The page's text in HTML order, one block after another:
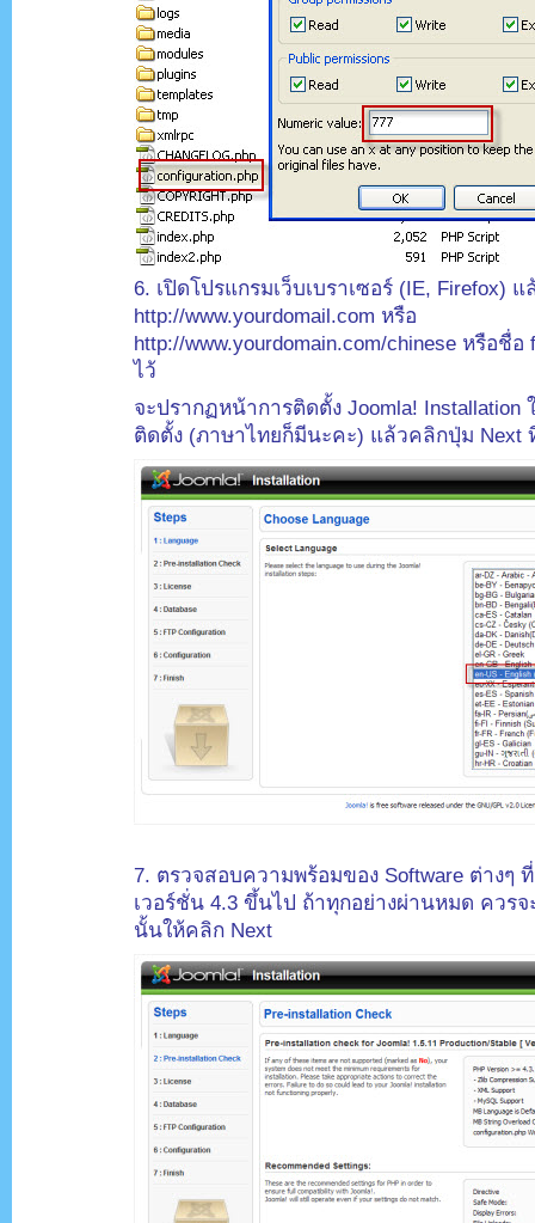
6. เปิดโปรแกรมเว็บเบราเซอร์ (IE, Firefox)
http://www.yourdomail.com หรือ
http://www.yourdomain.com/chinese หรือชื่
ไว้
จะปรากฏหน้าการติดตั้ง Joomla!
ติดตั้ง (ภาษาไทยก็มีนะคะ) แล้วคลิกปุ่ม Next
7. ตรวจสอบความพร้อมของ Software ต่างๆ
เวอร์ชั่น 4.3 ขึ้นไป ถ้าทุกอย่างผ่านหมด ควรจ
นั้นให้คลิก Next